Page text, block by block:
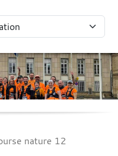
nature 12